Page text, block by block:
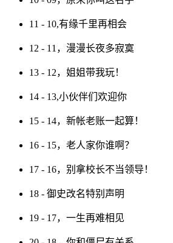
11 - 10,有缘千里再相会
12 - 11，漫漫长夜多寂寞
13 - 12，姐姐带我玩！
14 - 13,小伙伴们欢迎你
15 - 14，新帐老账一起算！
16 - 15，老人家你谁啊？
17 - 16，别拿校长不当领导！
18 - 御史改名特别声明
19 - 17，一生再难相见